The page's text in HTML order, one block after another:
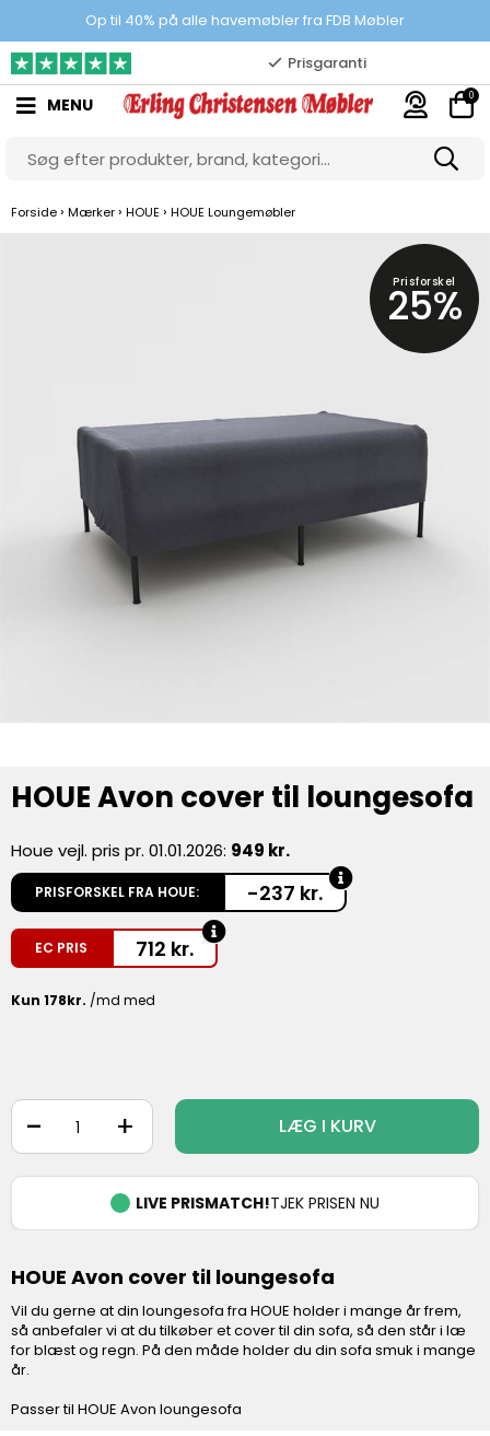
Op til 40% på alle havemøbler fra FDB Møbler
100% danskejet webshop
Prisgaranti
10.000 m2 showroom
Gratis & gode parkeringsforhold
MENU 0
Forside › Mærker › HOUE › HOUE Loungemøbler
Prisforskel
25%
HOUE Avon cover til loungesofa
Houe vejl. pris pr. 01.01.2026: 949 kr.
PRISFORSKEL FRA HOUE: -237 kr.
EC PRIS 712 kr.
+
- LÆG I KURV
LIVE PRISMATCH!TJEK PRISEN NU
HOUE Avon cover til loungesofa
Vil du gerne at din loungesofa fra HOUE holder i mange år frem,
så anbefaler vi at du tilkøber et cover til din sofa, så den står i læ
for blæst og regn. På den måde holder du din sofa smuk i mange
år.
Passer til HOUE Avon loungesofa